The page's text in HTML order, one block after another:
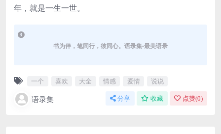
年，就是一生一世。
书为伴，笔同行，彼同心。语录集-最美语录
一个 喜欢 大全 情感 爱情 说说
语录集 分享 收藏 点赞(0)